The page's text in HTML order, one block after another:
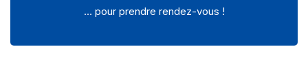
… pour prendre rendez-vous !